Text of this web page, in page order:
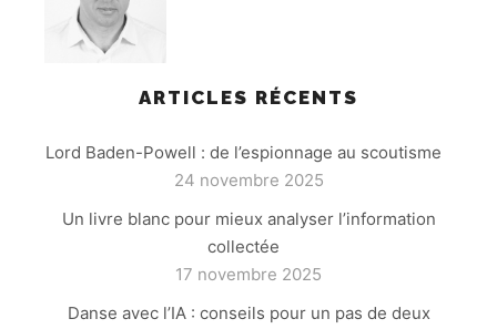
ARTICLES RÉCENTS
Lord Baden-Powell : de l’espionnage au scoutisme
24 novembre 2025
Un livre blanc pour mieux analyser l’information
collectée
17 novembre 2025
Danse avec l’IA : conseils pour un pas de deux